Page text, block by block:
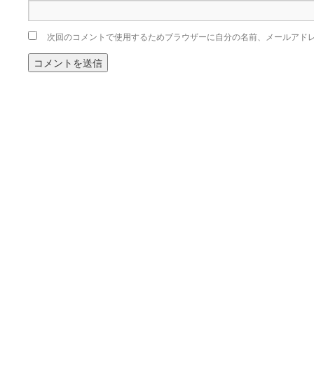
次回のコメントで使用するためブラウザーに自分の名前、メールアド